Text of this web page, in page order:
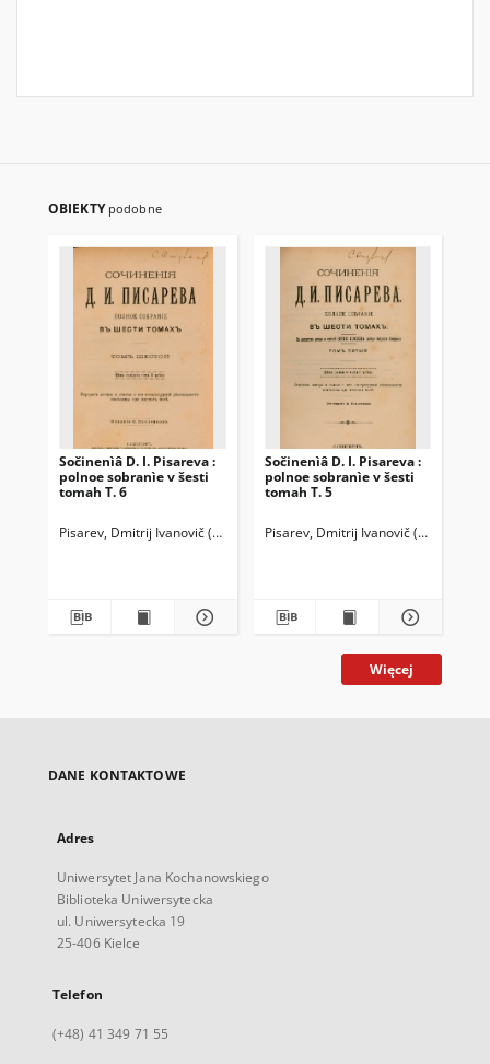
OBIEKTY podobne
Sočinenìâ D. I. Pisareva :
polnoe sobranìe v šesti
tomah T. 6
Pisarev, Dmitrij Ivanovič (1840-1868) Pavlenkov, Florentij Fedorovič
Sočinenìâ D. I. Pisareva :
polnoe sobranìe v šesti
tomah T. 5
Pisarev, Dmitrij Ivanovič (1840-1868)
Więcej
DANE KONTAKTOWE
Adres
Uniwersytet Jana Kochanowskiego
Biblioteka Uniwersytecka
ul. Uniwersytecka 19
25-406 Kielce
Telefon
(+48) 41 349 71 55